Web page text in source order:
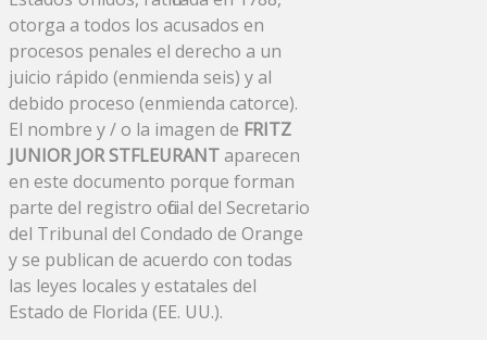
otorga a todos los acusados ​​en
procesos penales el derecho a un
juicio rápido (enmienda seis) y al
debido proceso (enmienda catorce).
El nombre y / o la imagen de FRITZ
JUNIOR JOR STFLEURANTaparecen
en este documento porque forman
parte del registro oficial del Secretario
del Tribunal del Condado de Orange
y se publican de acuerdo con todas
las leyes locales y estatales del
Estado de Florida (EE. UU.).